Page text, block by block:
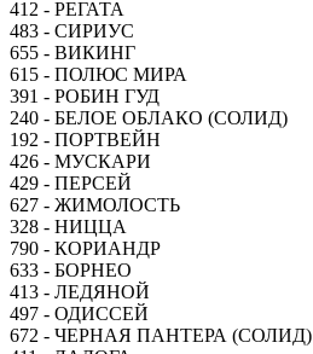
412 - РЕГАТА
483 - СИРИУС
655 - ВИКИНГ
615 - ПОЛЮС МИРА
391 - РОБИН ГУД
240 - БЕЛОЕ ОБЛАКО (СОЛИД)
192 - ПОРТВЕЙН
426 - МУСКАРИ
429 - ПЕРСЕЙ
627 - ЖИМОЛОСТЬ
328 - НИЦЦА
790 - КОРИАНДР
633 - БОРНЕО
413 - ЛЕДЯНОЙ
497 - ОДИССЕЙ
672 - ЧЕРНАЯ ПАНТЕРА (СОЛИД)